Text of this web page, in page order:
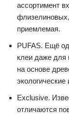
ассортимент
приемлемая.
PUFAS. Ещё
клеи даже для
на основе
экологические
Exclusive.
отличаются